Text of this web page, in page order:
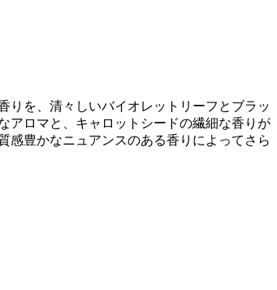
りを、清々しいバイオレットリーフとブラッ
アロマと、キャロットシードの繊細な香りが
感豊かなニュアンスのある香りによってさら